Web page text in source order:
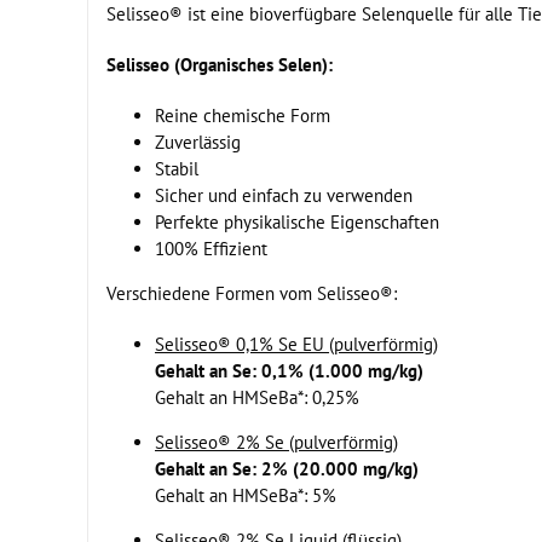
Selisseo® ist eine bioverfügbare Selenquelle für alle
Selisseo (Organisches Selen):
Reine chemische Form
Zuverlässig
Stabil
Sicher und einfach zu verwenden
Perfekte physikalische Eigenschaften
100% Effizient
Verschiedene Formen vom Selisseo®:
Selisseo® 0,1% Se EU (pulverförmig)
Gehalt an Se: 0,1% (1.000 mg/kg)
Gehalt an HMSeBa*: 0,25%
Selisseo® 2% Se (pulverförmig)
Gehalt an Se: 2% (20.000 mg/kg)
Gehalt an HMSeBa*: 5%